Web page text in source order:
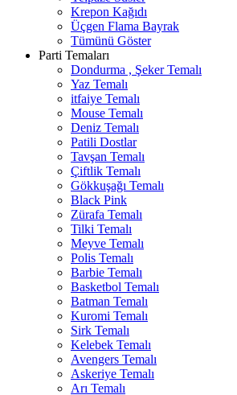
Krepon Kağıdı
Üçgen Flama Bayrak
Tümünü Göster
Parti Temaları
Dondurma , Şeker Temalı
Yaz Temalı
itfaiye Temalı
Mouse Temalı
Deniz Temalı
Patili Dostlar
Tavşan Temalı
Çiftlik Temalı
Gökkuşağı Temalı
Black Pink
Zürafa Temalı
Tilki Temalı
Meyve Temalı
Polis Temalı
Barbie Temalı
Basketbol Temalı
Batman Temalı
Kuromi Temalı
Sirk Temalı
Kelebek Temalı
Avengers Temalı
Askeriye Temalı
Arı Temalı